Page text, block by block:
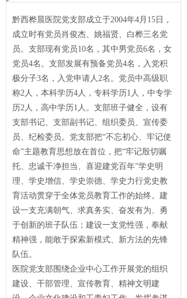
黔西桦晨医院党支部成立于2004年4月15日，
成立时有党员肖俊杰、姚福贤、白桦三名党
员。支部现有党员10名，其中男党员6名，女
党员4名。支部发展有预备党员4名，入党积
极分子3名，入党申请人2名。党员中高级职
称2人，本科学历4人，专科学历1人，中专学
历2人，高中学历1人。支部班子健全，设有
支部书记、支部副书记、组织委员、宣传委
员、纪检委员。党支部把“不忘初心、牢记使
命”主题教育思想放在首位，把“牢记殷切嘱
托、忠诚干净担当、喜迎建党百年”学史明
理、学史增信、学史崇德、学史力行党史教
育活动贯穿于全体党员教育工作的始终。建
设一支充满朝气、求真务实、奋发有为、勇
于创新的班子队伍；建设一支党性强，奉献
精神强，能敢于探索新模式、新方法的先锋
队伍。
医院党支部围绕企业中心工作开展党的组织
建设、干部管理、宣传教育、精神文明建